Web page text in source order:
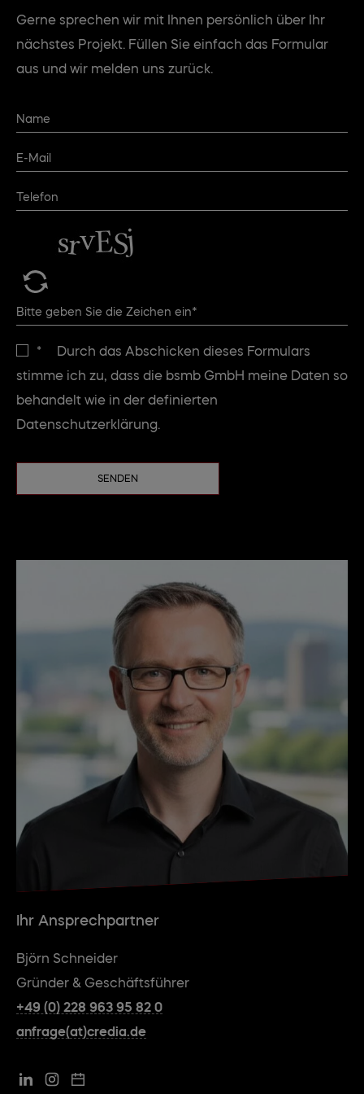
Gerne sprechen wir mit Ihnen persönlich über Ihr
nächstes Projekt. Füllen Sie einfach das Formular
aus und wir melden uns zurück.
*
Durch das Abschicken dieses Formulars
stimme ich zu, dass die bsmb GmbH meine Daten so
behandelt wie in der definierten
Datenschutzerklärung.
SENDEN
Ihr Ansprechpartner
Björn Schneider
Gründer & Geschäftsführer
+49 (0) 228 963 95 82 0
anfrage(at)credia.de